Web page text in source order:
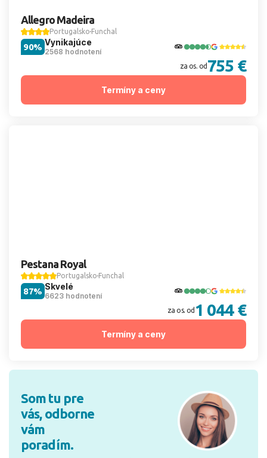
Allegro Madeira
Portugalsko Funchal
Vynikajúce
2568 hodnotení
90%
za os. od 755 €
Termíny a ceny
Pestana Royal
Portugalsko Funchal
Skvelé
6623 hodnotení
87%
za os. od 1 044 €
Termíny a ceny
Som tu pre
vás, odborne
vám
poradím.